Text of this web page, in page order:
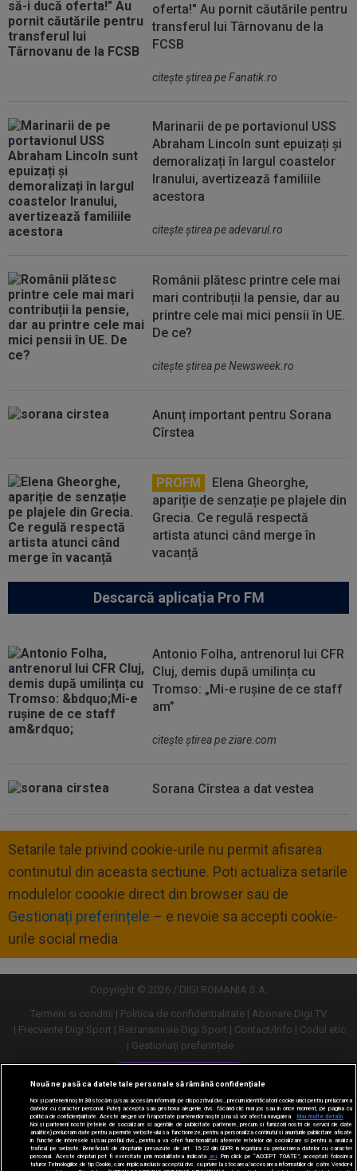
oferta!" Au pornit căutările pentru
transferul lui Târnovanu de la
FCSB
citeşte ştirea pe Fanatik.ro
Marinarii de pe portavionul USS
Abraham Lincoln sunt epuizați și
demoralizați în largul coastelor
Iranului, avertizează familiile
acestora
citeşte ştirea pe adevarul.ro
Românii plătesc printre cele mai
mari contribuții la pensie, dar au
printre cele mai mici pensii în UE.
De ce?
citeşte ştirea pe Newsweek.ro
Anunț important pentru Sorana
Cîrstea
PROFM
Elena Gheorghe,
apariție de senzație pe plajele din
Grecia. Ce regulă respectă
artista atunci când merge în
vacanță
Descarcă aplicația Pro FM
Antonio Folha, antrenorul lui CFR
Cluj, demis după umilința cu
Tromso: „Mi-e rușine de ce staff
am”
citeşte ştirea pe ziare.com
Sorana Cîrstea a dat vestea
Setarile tale privind cookie-urile nu permit afisarea
continutul din aceasta sectiune. Poti actualiza setarile
modulelor coookie direct din browser sau de
Gestionați preferințele – e nevoie sa accepti cookie-
urile social media
Copyright © 2026 / DIGI ROMANIA S.A.
Termeni si conditii
Politica de confidentialitate
Abonare Digi TV
Frecvente Digi Sport
Retransmisie Digi Sport Contact/Info
Codul etic
Gestionați preferințele
Versiune desktop
Nouă ne pasă ca datele tale personale să rămână confidențiale
Noi și partenerii noștri30stocăm și/sau accesăm informații pe dispozitivul dvs., precum identificatorii cookie unici pentru prelucrarea
datelor cu caracter personal. Puteți accepta sau gestiona alegerile dvs. făcând clic mai jos sau în orice moment, pe pagina cu
politica de confidențialitate. Aceste alegeri vor fi raportate partenerilor noștri și nu vă vor afecta navigarea.
Mai multe detalii
Noi si partenerii nostri (retelele de socializare si agentiile de publicitate partenere, precum si furnizorii nostri de servicii de date
analitice) prelucram date pentru a permite website-ului sa functioneze, pentru a personaliza continutul si anunturile publicitare afisate
in functie de interesele si/sau profilul dvs., pentru a va oferi functionalitati aferente retelelor de socializare si pentru a analiza
traficul pe website. Beneficiati de drepturile prevazute de art. 15-22 din GDPR in legatura cu prelucrarea datelor cu caracter
personal. Aceste drepturi pot fi exercitate prin modalitatea indicata aici. Prin click pe “ACCEPT TOATE”, acceptati folosirea
tuturor Tehnologiilor de tip Cookie, care implica inclusiv acceptul dvs. cu privire la stocarea/accesarea informatiilor de catre Vendor-ii